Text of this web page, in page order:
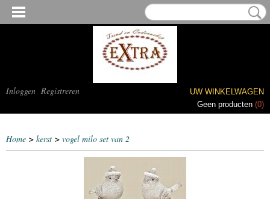
Inloggen Registreren
UW WINKELWAGEN
Geen producten (0)
Home > kerst > vogel milo set van 2